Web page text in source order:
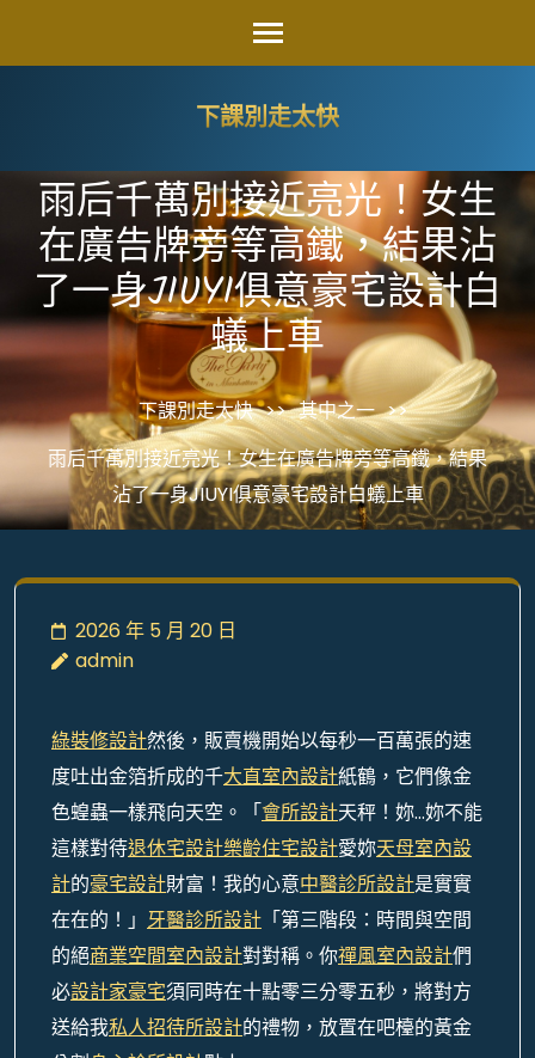
下課別走太快
雨后千萬別接近亮光！女生
在廣告牌旁等高鐵，結果沾
了一身JIUYI俱意豪宅設計白
蟻上車
下課別走太快 >> 其中之一 >>
雨后千萬別接近亮光！女生在廣告牌旁等高鐵，結果
沾了一身JIUYI俱意豪宅設計白蟻上車
2026 年 5 月 20 日
admin
綠裝修設計然後，販賣機開始以每秒一百萬張的速
度吐出金箔折成的千大直室內設計紙鶴，它們像金
色蝗蟲一樣飛向天空。「會所設計天秤！妳…妳不能
這樣對待退休宅設計樂齡住宅設計愛妳天母室內設
計的豪宅設計財富！我的心意中醫診所設計是實實
在在的！」 牙醫診所設計 「第三階段：時間與空間
的絕商業空間室內設計對對稱。你禪風室內設計們
必設計家豪宅須同時在十點零三分零五秒，將對方
送給我私人招待所設計的禮物，放置在吧檯的黃金